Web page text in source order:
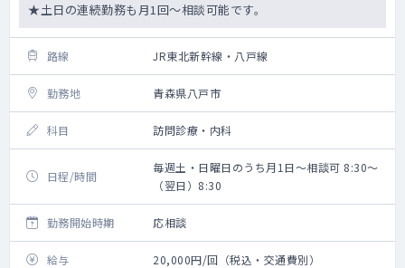
★土日の連続勤務も月1回～相談可能です。
路線 JR東北新幹線・八戸線
勤務地 青森県八戸市
科目 訪問診療・内科
日程/時間
毎週土・日曜日のうち月1日～相談可 8:30～
（翌日）8:30
勤務開始時期 応相談
給与 20,000円/回（税込・交通費別）